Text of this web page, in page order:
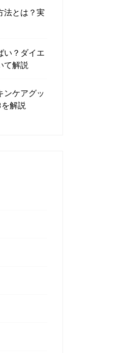
法とは？実
い？ダイエ
て解説
ンケアグッ
解説